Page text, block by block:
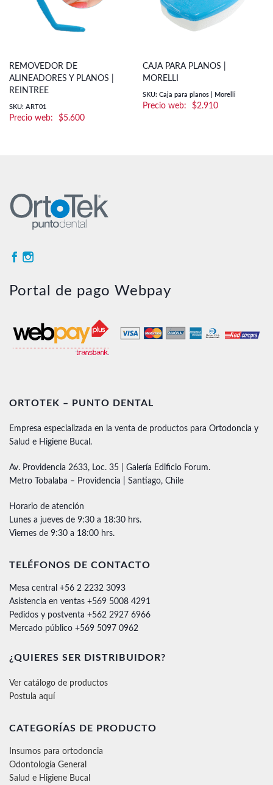
REMOVEDOR DE
ALINEADORES Y PLANOS |
REINTREE
SKU: ART01
$5.600
CAJA PARA PLANOS |
MORELLI
SKU: Caja para planos | Morelli
$2.910
Portal de pago Webpay
ORTOTEK – PUNTO DENTAL
Empresa especializada en la venta de productos para Ortodoncia y
Salud e Higiene Bucal.
Av. Providencia 2633, Loc. 35 | Galería Edificio Forum.
Metro Tobalaba – Providencia | Santiago, Chile
Horario de atención
Lunes a jueves de 9:30 a 18:30 hrs.
Viernes de 9:30 a 18:00 hrs.
TELÉFONOS DE CONTACTO
Mesa central +56 2 2232 3093
Asistencia en ventas +569 5008 4291
Pedidos y postventa +562 2927 6966
Mercado público +569 5097 0962
¿QUIERES SER DISTRIBUIDOR?
Ver catálogo de productos
Postula aquí
CATEGORÍAS DE PRODUCTO
Insumos para ortodoncia
Odontología General
Salud e Higiene Bucal